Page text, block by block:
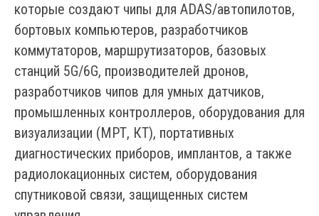
которые создают чипы для ADAS/автопилотов,
бортовых компьютеров, разработчиков
коммутаторов, маршрутизаторов, базовых
станций 5G/6G, производителей дронов,
разработчиков чипов для умных датчиков,
промышленных контроллеров, оборудования для
визуализации (МРТ, КТ), портативных
диагностических приборов, имплантов, а также
радиолокационных систем, оборудования
спутниковой связи, защищенных систем